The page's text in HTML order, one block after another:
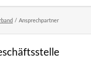
Ansprechpartner